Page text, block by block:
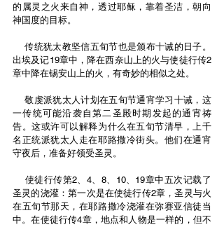
的属灵之火来自神，透过耶稣，靠着圣洁，朝向
神国度的目标。
    传统犹太教坚信五旬节也是颁布十诫的日子。
出埃及记19章中，降在西奈山上的火与使徒行传2
章中降在锡安山上的火，有奇妙的相似之处。
    敬虔派犹太人计划在五旬节通宵学习十诫，这
一传统可能沿袭自第二圣殿时期发起的通宵祷
告。这或许可以解释为什么在五旬节清早，上千
名正统派犹太人走在耶路撒冷街头。他们在通宵
守夜后，准备好领受圣灵。
圣灵的浇灌：第一次是在使徒行传2章，圣灵与火
在五旬节那天，在耶路撒冷浇灌在弥赛亚信徒当
中。在使徒行传4章，地点和人物是一样的，但不